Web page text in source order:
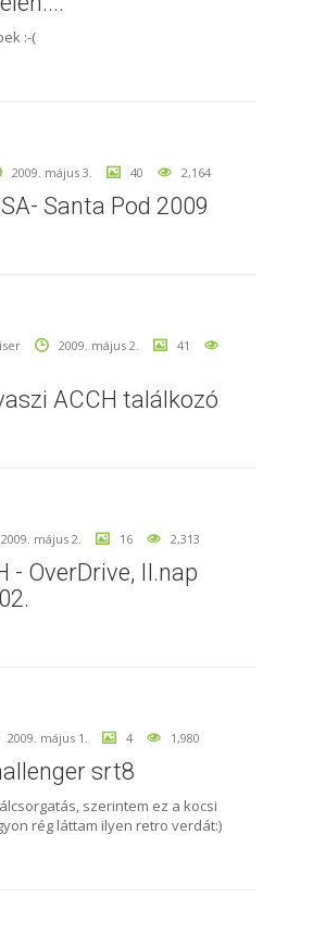
:-(
2009. május 3. 40 2,164
Santa Pod 2009
2009. május 2.
41
ACCH találkozó
2009. május 2. 16 2,313
- OverDrive, II.nap
2009. május 1. 4 1,980
srt8
szerintem ez a kocsi
rég láttam ilyen retro verdát:)